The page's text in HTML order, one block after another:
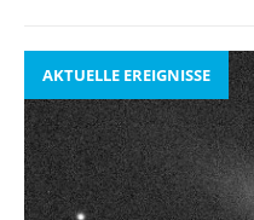
AKTUELLE EREIGNISSE